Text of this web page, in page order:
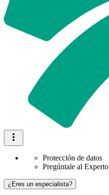
Protección de datos
Pregúntale al Experto
¿Eres un especialista?